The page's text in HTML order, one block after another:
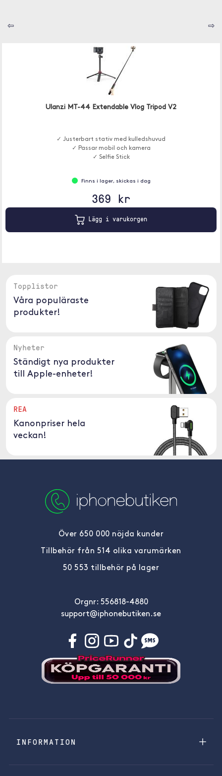
⇦ ⇨
Ulanzi MT-44 Extendable Vlog Tripod V2
✓ Justerbart stativ med kulledshuvud
✓ Passar mobil och kamera
✓ Selfie Stick
Finns i lager, skickas i dag
369 kr
Lägg i varukorgen
Topplistor
Våra populäraste
produkter!
Nyheter
Ständigt nya produkter
till Apple-enheter!
REA
Kanonpriser hela
veckan!
Över 650 000 nöjda kunder
Tillbehör från 514 olika varumärken
50 553 tillbehör på lager
Orgnr: 556818-4880
support@iphonebutiken.se
INFORMATION